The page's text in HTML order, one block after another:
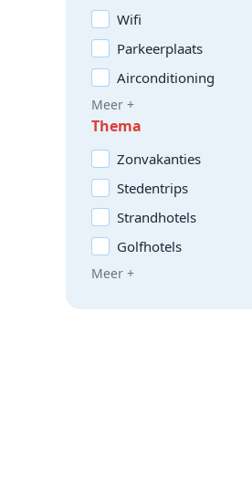
Wifi
Parkeerplaats
Airconditioning
Meer +
Thema
Zonvakanties
Stedentrips
Strandhotels
Golfhotels
Meer +